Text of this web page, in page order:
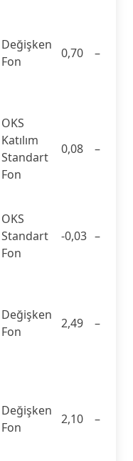
Değişken
Fon
0,70 –
OKS
Katılım
Standart
Fon
0,08 –
OKS
Standart
Fon
-0,03 –
Değişken
Fon
2,49 –
Değişken
Fon
2,10 –